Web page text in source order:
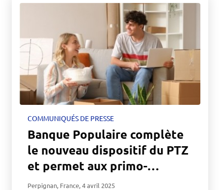
COMMUNIQUÉS DE PRESSE
Banque Populaire complète
le nouveau dispositif du PTZ
et permet aux primo-
accédants de doubler son
Perpignan, France,4 avril 2025